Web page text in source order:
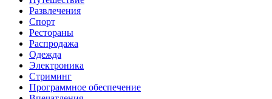
Развлечения
Спорт
Рестораны
Распродажа
Одежда
Электроника
Стриминг
Программное обеспечение